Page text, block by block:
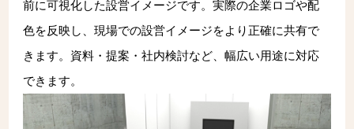
前に可視化した設営イメージです。実際の企業ロゴや配
色を反映し、現場での設営イメージをより正確に共有で
きます。資料・提案・社内検討など、幅広い用途に対応
できます。